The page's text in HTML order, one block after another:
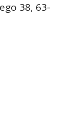
38, 63-